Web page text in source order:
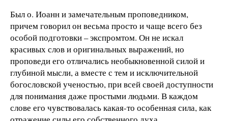
Был о. Иоанн и замечательным проповедником,
причем говорил он весьма просто и чаще всего без
особой подготовки – экспромтом. Он не искал
красивых слов и оригинальных выражений, но
проповеди его отличались необыкновенной силой и
глубиной мысли, а вместе с тем и исключительной
богословской ученостью, при всей своей доступности
для понимания даже простыми людьми. В каждом
слове его чувствовалась какая-то особенная сила, как